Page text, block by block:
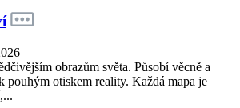
obrazům světa. Působí věcně a
pouhým otiskem reality. Každá mapa je